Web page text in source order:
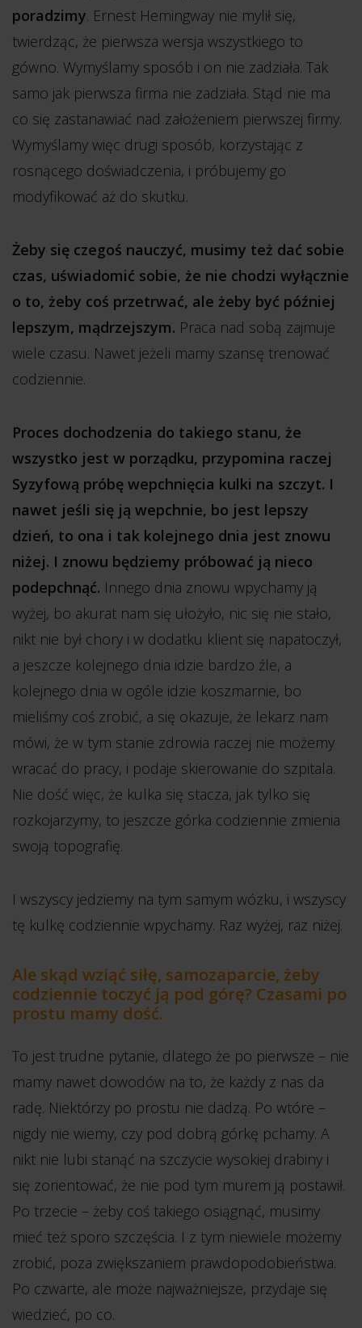
poradzimy. Ernest Hemingway nie mylił się,
twierdząc, że pierwsza wersja wszystkiego to
gówno. Wymyślamy sposób i on nie zadziała. Tak
samo jak pierwsza firma nie zadziała. Stąd nie ma
co się zastanawiać nad założeniem pierwszej firmy.
Wymyślamy więc drugi sposób, korzystając z
rosnącego doświadczenia, i próbujemy go
modyfikować aż do skutku.
Żeby się czegoś nauczyć, musimy też dać sobie
czas, uświadomić sobie, że nie chodzi wyłącznie
o to, żeby coś przetrwać, ale żeby być później
lepszym, mądrzejszym. Praca nad sobą zajmuje
wiele czasu. Nawet jeżeli mamy szansę trenować
codziennie.
Proces dochodzenia do takiego stanu, że
wszystko jest w porządku, przypomina raczej
Syzyfową próbę wepchnięcia kulki na szczyt. I
nawet jeśli się ją wepchnie, bo jest lepszy
dzień, to ona i tak kolejnego dnia jest znowu
niżej. I znowu będziemy próbować ją nieco
podepchnąć. Innego dnia znowu wpychamy ją
wyżej, bo akurat nam się ułożyło, nic się nie stało,
nikt nie był chory i w dodatku klient się napatoczył,
a jeszcze kolejnego dnia idzie bardzo źle, a
kolejnego dnia w ogóle idzie koszmarnie, bo
mieliśmy coś zrobić, a się okazuje, że lekarz nam
mówi, że w tym stanie zdrowia raczej nie możemy
wracać do pracy, i podaje skierowanie do szpitala.
Nie dość więc, że kulka się stacza, jak tylko się
rozkojarzymy, to jeszcze górka codziennie zmienia
swoją topografię.
I wszyscy jedziemy na tym samym wózku, i wszyscy
tę kulkę codziennie wpychamy. Raz wyżej, raz niżej.
Ale skąd wziąć siłę, samozaparcie, żeby
codziennie toczyć ją pod górę? Czasami po
prostu mamy dość.
To jest trudne pytanie, dlatego że po pierwsze – nie
mamy nawet dowodów na to, że każdy z nas da
radę. Niektórzy po prostu nie dadzą. Po wtóre –
nigdy nie wiemy, czy pod dobrą górkę pchamy. A
nikt nie lubi stanąć na szczycie wysokiej drabiny i
się zorientować, że nie pod tym murem ją postawił.
Po trzecie – żeby coś takiego osiągnąć, musimy
mieć też sporo szczęścia. I z tym niewiele możemy
zrobić, poza zwiększaniem prawdopodobieństwa.
Po czwarte, ale może najważniejsze, przydaje się
wiedzieć, po co.